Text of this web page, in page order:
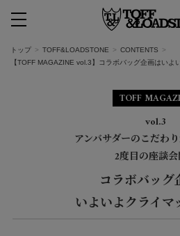
トップ TOFF&LOADSTONE
CONTENTS
【TOFF MAGAZINE vol.3】コラボバッグ企画はいよ
TOFF
vol.3
アンバサダーのこだわ
2度目の座談
コラボバッグ
いよいよクライマ